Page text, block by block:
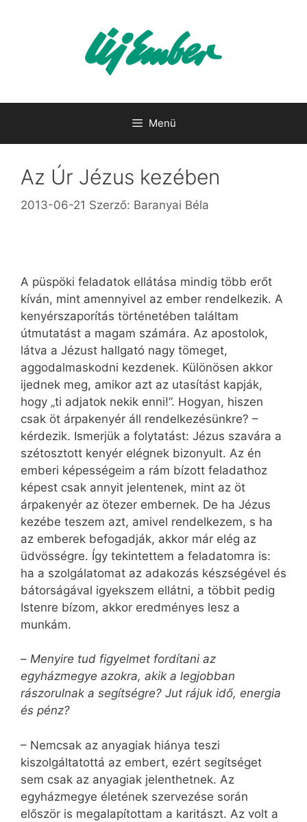
Menü
Az Úr Jézus kezében
2013-06-21 Szerző: Baranyai Béla
A püspöki feladatok ellátása mindig több erőt
kíván, mint amennyivel az ember rendelkezik. A
kenyérszaporítás történetében találtam
útmutatást a magam számára. Az apostolok,
látva a Jézust hallgató nagy tömeget,
aggodalmaskodni kezdenek. Különösen akkor
ijednek meg, amikor azt az utasítást kapják,
hogy „ti adjatok nekik enni!”. Hogyan, hiszen
csak öt árpakenyér áll rendelkezésünkre? –
kérdezik. Ismerjük a folytatást: Jézus szavára a
szétosztott kenyér elégnek bizonyult. Az én
emberi képességeim a rám bízott feladathoz
képest csak annyit jelentenek, mint az öt
árpakenyér az ötezer embernek. De ha Jézus
kezébe teszem azt, amivel rendelkezem, s ha
az emberek befogadják, akkor már elég az
üdvösségre. Így tekintettem a feladatomra is:
ha a szolgálatomat az adakozás készségével és
bátorságával igyekszem ellátni, a többit pedig
Istenre bízom, akkor eredményes lesz a
munkám.
– Menyire tud figyelmet fordítani az
egyházmegye azokra, akik a legjobban
rászorulnak a segítségre? Jut rájuk idő, energia
és pénz?
– Nemcsak az anyagiak hiánya teszi
kiszolgáltatottá az embert, ezért segítséget
sem csak az anyagiak jelenthetnek. Az
egyházmegye életének szervezése során
először is megalapítottam a karitászt. Az volt a